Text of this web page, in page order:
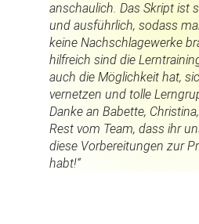
anschaulich. Das Skript ist
und ausführlich, sodass
keine Nachschlagewerke
hilfreich sind die
auch die Möglichkeit hat,
vernetzen und tolle
Danke an Babette,
Rest vom Team, dass ihr
diese Vorbereitungen zur
habt!“